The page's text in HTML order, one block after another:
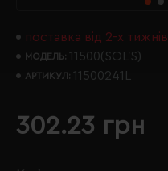
поставка від 2-х тижнів
МОДЕЛЬ: 11500(SOL’S)
АРТИКУЛ: 11500241L
302.23 грн